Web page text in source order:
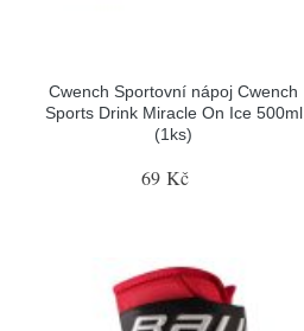
Cwench Sportovní nápoj Cwench
Sports Drink Miracle On Ice 500ml
(1ks)
69 Kč